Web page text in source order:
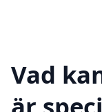
Vad